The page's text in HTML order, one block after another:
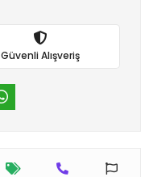
Güvenli Alışveriş